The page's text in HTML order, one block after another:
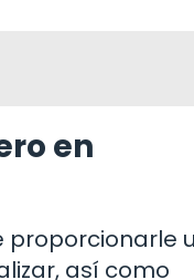
en
proporcionarle
así como